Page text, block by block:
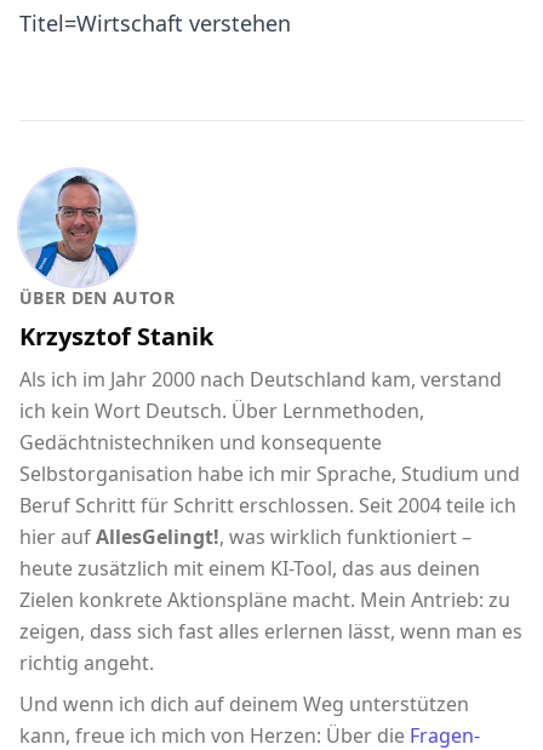
Titel=Wirtschaft verstehen
ÜBER DEN AUTOR
Krzysztof Stanik
Als ich im Jahr 2000 nach Deutschland kam, verstand
ich kein Wort Deutsch. Über Lernmethoden,
Gedächtnistechniken und konsequente
Selbstorganisation habe ich mir Sprache, Studium und
Beruf Schritt für Schritt erschlossen. Seit 2004 teile ich
hier aufAllesGelingt!, was wirklich funktioniert –
heute zusätzlich mit einem KI-Tool, das aus deinen
Zielen konkrete Aktionspläne macht. Mein Antrieb: zu
zeigen, dass sich fast alles erlernen lässt, wenn man es
richtig angeht.
Und wenn ich dich auf deinem Weg unterstützen
kann, freue ich mich von Herzen: Über die Fragen-